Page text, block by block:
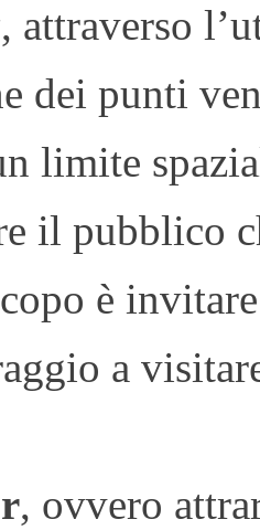
, attraverso
dei punti
limite
il pubblico
è
a
, ovvero